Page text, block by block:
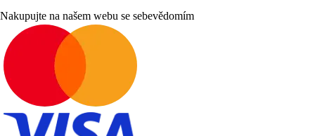
Nakupujte na našem webu se sebevědomím